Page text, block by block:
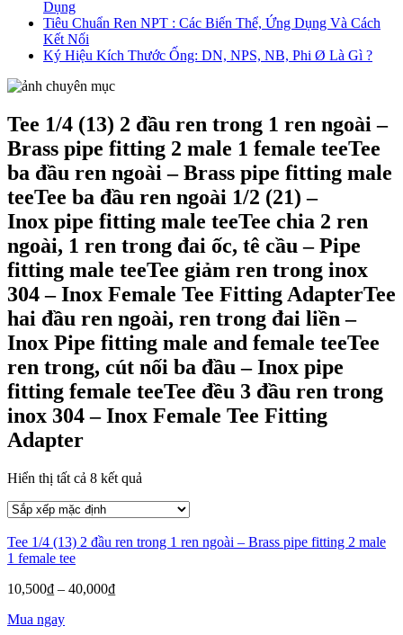
Dụng
Tiêu Chuẩn Ren NPT : Các Biến Thể, Ứng Dụng Và Cách
Kết Nối
Ký Hiệu Kích Thước Ống: DN, NPS, NB, Phi Ø Là Gì ?
Tee 1/4 (13) 2 đầu ren trong 1 ren ngoài –
Brass pipe fitting 2 male 1 female teeTee
ba đầu ren ngoài – Brass pipe fitting male
teeTee ba đầu ren ngoài 1/2 (21) –
Inox pipe fitting male teeTee chia 2 ren
ngoài, 1 ren trong đai ốc, tê cầu – Pipe
fitting male teeTee giảm ren trong inox
304 – Inox Female Tee Fitting AdapterTee
hai đầu ren ngoài, ren trong đai liền –
Inox Pipe fitting male and female teeTee
ren trong, cút nối ba đầu – Inox pipe
fitting female teeTee đều 3 đầu ren trong
inox 304 – Inox Female Tee Fitting
Adapter
Hiển thị tất cả 8 kết quả
Tee 1/4 (13) 2 đầu ren trong 1 ren ngoài – Brass pipe fitting 2 male
1 female tee
10,500₫ – 40,000₫Khoảng
Mua ngay